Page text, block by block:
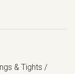
& Tights /